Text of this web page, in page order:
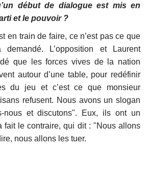
début de dialogue est mis en
et le pouvoir ?
en train de faire, ce n’est pas ce que
demandé. L’opposition et Laurent
que les forces vives de la nation
autour d’une table, pour redéfinir
du jeu et c’est ce que monsieur
refusent. Nous avons un slogan
nous et discutons". Eux, ils ont un
fait le contraire, qui dit : "Nous allons
nous allons les tuer.